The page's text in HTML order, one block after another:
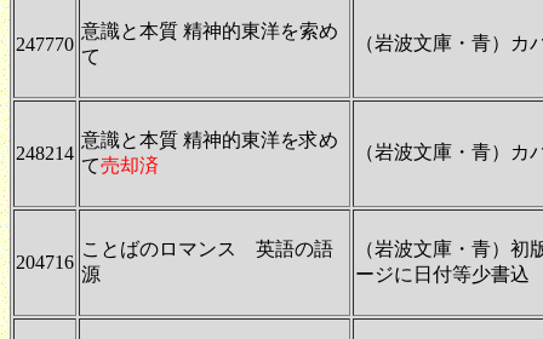
247770
意識と本質 精神的東洋を索め
て
（岩波文庫・青）カ
248214
意識と本質 精神的東洋を求め
て売却済
（岩波文庫・青）カ
204716
ことばのロマンス 英語の語
源
（岩波文庫・青）初
ージに日付等少書込